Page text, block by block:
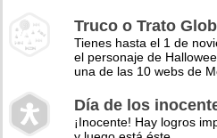
Truco o Trato
Tienes hasta el 1 de
el personaje de
una de las 10 webs de
Día de los
¡Inocente! Hay logros